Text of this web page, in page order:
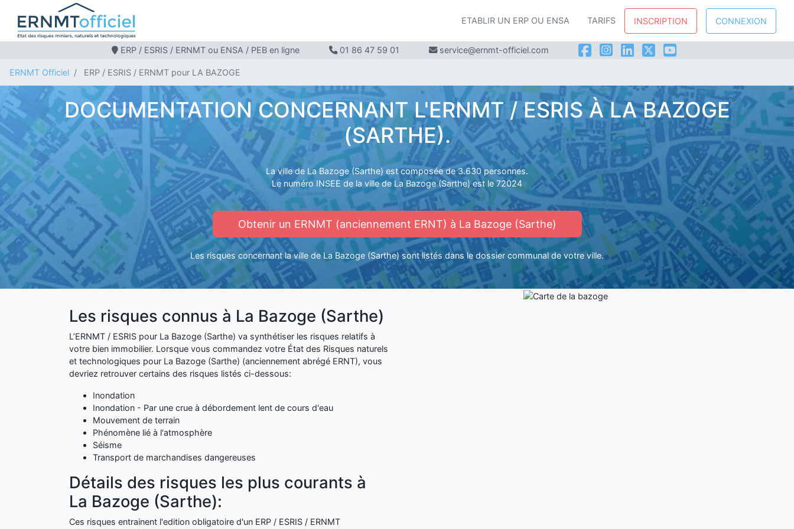
ETABLIR UN ERP OU ENSA TARIFS INSCRIPTION CONNEXION
ERP / ESRIS / ERNMT ou ENSA / PEB en ligne 01 86 47 59 01 service@ernmt-officiel.com
ERNMT Officiel ERP / ESRIS / ERNMT pour LA BAZOGE
DOCUMENTATION CONCERNANT L'ERNMT / ESRIS À LA BAZOGE
(SARTHE).
La ville de La Bazoge (Sarthe) est composée de 3.630 personnes.
Le numéro INSEE de la ville de La Bazoge (Sarthe) est le 72024
Obtenir un ERNMT (anciennement ERNT) à La Bazoge (Sarthe)
Les risques concernant la ville de La Bazoge (Sarthe) sont listés dans le dossier communal de votre ville.
Les risques connus à La Bazoge (Sarthe)
L’ERNMT / ESRIS pour La Bazoge (Sarthe) va synthétiser les risques relatifs à
votre bien immobilier. Lorsque vous commandez votre État des Risques naturels
et technologiques pour La Bazoge (Sarthe) (anciennement abrégé ERNT), vous
devriez retrouver certains des risques listés ci-dessous:
Inondation
Inondation - Par une crue à débordement lent de cours d'eau
Mouvement de terrain
Phénomène lié à l'atmosphère
Séisme
Transport de marchandises dangereuses
Détails des risques les plus courants à
La Bazoge (Sarthe):
Ces risques entrainent l'edition obligatoire d'un ERP / ESRIS / ERNMT